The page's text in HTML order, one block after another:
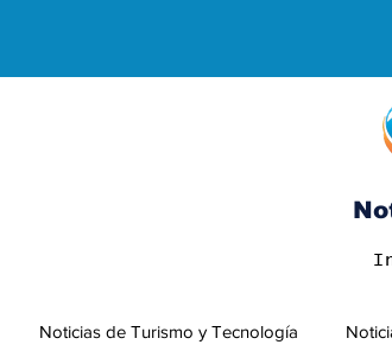
Noticias de Turismo y Tecnología